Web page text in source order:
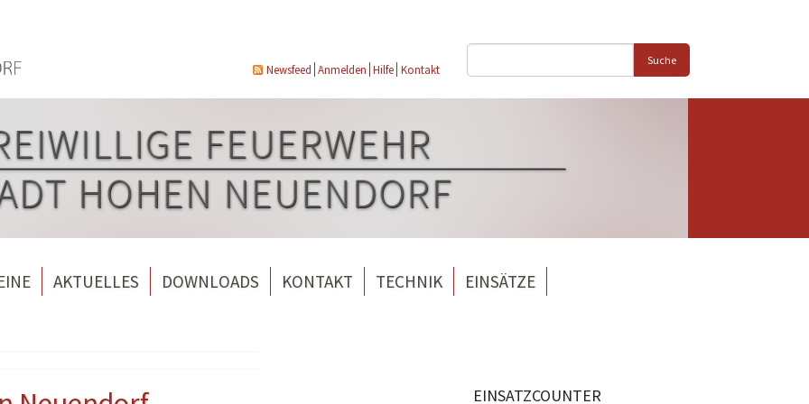
Newsfeed Anmelden Hilfe Kontakt
Suche
AKTUELLES DOWNLOADS KONTAKT TECHNIK EINSÄTZE
EINSATZCOUNTER